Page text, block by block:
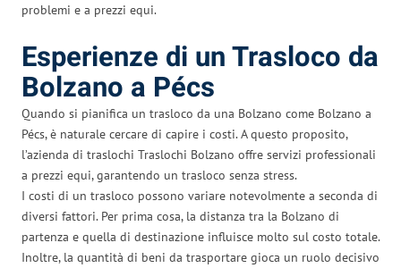
problemi e a prezzi equi.
Esperienze di un Trasloco da
Bolzano a Pécs
Quando si pianifica un trasloco da una Bolzano come Bolzano a
Pécs, è naturale cercare di capire i costi. A questo proposito,
l’azienda di traslochi Traslochi Bolzano offre servizi professionali
a prezzi equi, garantendo un trasloco senza stress.
I costi di un trasloco possono variare notevolmente a seconda di
diversi fattori. Per prima cosa, la distanza tra la Bolzano di
partenza e quella di destinazione influisce molto sul costo totale.
Inoltre, la quantità di beni da trasportare gioca un ruolo decisivo